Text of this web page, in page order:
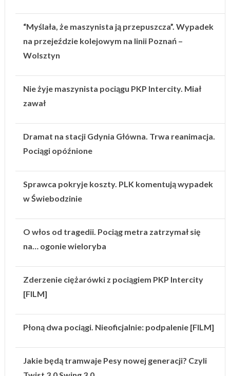
“Myślała, że maszynista ją przepuszcza”. Wypadek
na przejeździe kolejowym na linii Poznań –
Wolsztyn
Nie żyje maszynista pociągu PKP Intercity. Miał
zawał
Dramat na stacji Gdynia Główna. Trwa reanimacja.
Pociągi opóźnione
Sprawca pokryje koszty. PLK komentują wypadek
w Świebodzinie
O włos od tragedii. Pociąg metra zatrzymał się
na… ogonie wieloryba
Zderzenie ciężarówki z pociągiem PKP Intercity
[FILM]
Płoną dwa pociągi. Nieoficjalnie: podpalenie [FILM]
Jakie będą tramwaje Pesy nowej generacji? Czyli